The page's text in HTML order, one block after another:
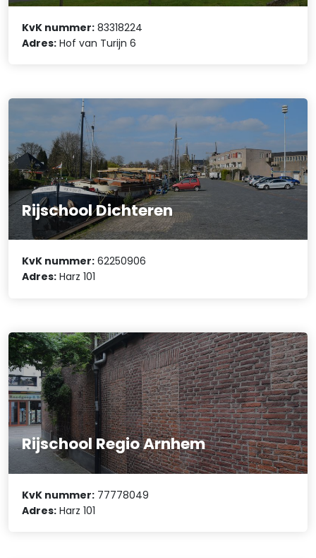
KvK nummer: 83318224
Adres: Hof van Turijn 6
Rijschool Dichteren
KvK nummer: 62250906
Adres: Harz 101
Rijschool Regio Arnhem
KvK nummer: 77778049
Adres: Harz 101